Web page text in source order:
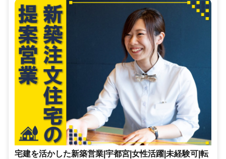
宅建を活かした新築営業|宇都宮|女性活躍|未経験可|転